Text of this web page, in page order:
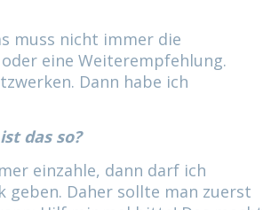
muss nicht immer die
eine Weiterempfehlung.
Dann habe ich
das so?
einzahle, dann darf ich
geben. Daher sollte man zuerst